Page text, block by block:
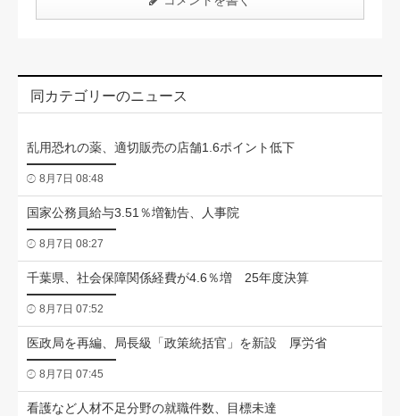
同カテゴリーのニュース
乱用恐れの薬、適切販売の店舗1.6ポイント低下
8月7日 08:48
国家公務員給与3.51％増勧告、人事院
8月7日 08:27
千葉県、社会保障関係経費が4.6％増 25年度決算
8月7日 07:52
医政局を再編、局長級「政策統括官」を新設 厚労省
8月7日 07:45
看護など人材不足分野の就職件数、目標未達